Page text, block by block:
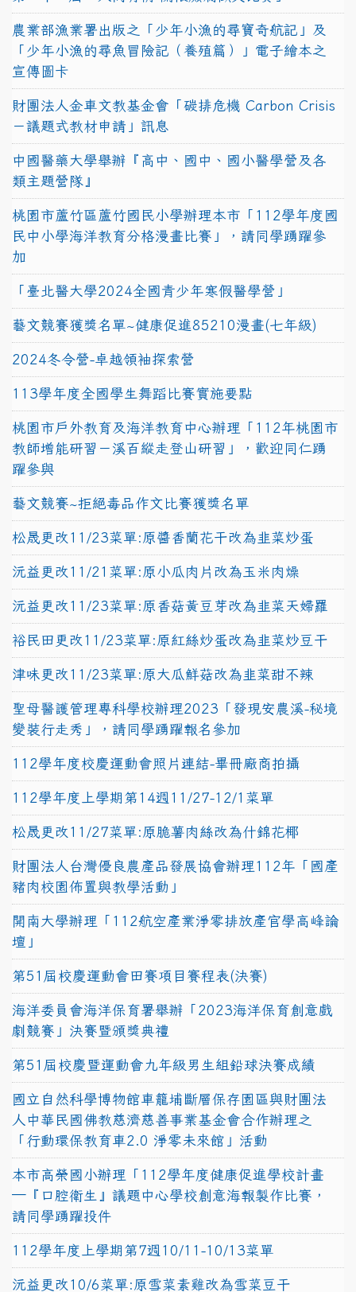
農業部漁業署出版之「少年小漁的尋寶奇航記」及
「少年小漁的尋魚冒險記（養殖篇）」電子繪本之
宣傳圖卡
財團法人金車文教基金會「碳排危機 Carbon Crisis
－議題式教材申請」訊息
中國醫藥大學舉辦『高中、國中、國小醫學營及各
類主題營隊』
桃園市蘆竹區蘆竹國民小學辦理本市「112學年度國
民中小學海洋教育分格漫畫比賽」，請同學踴躍參
加
「臺北醫大學2024全國青少年寒假醫學營」
藝文競賽獲獎名單~健康促進85210漫畫(七年級)
2024冬令營-卓越領袖探索營
113學年度全國學生舞蹈比賽實施要點
桃園市戶外教育及海洋教育中心辦理「112年桃園市
教師增能研習－溪百縱走登山研習」，歡迎同仁踴
躍參與
藝文競賽~拒絕毒品作文比賽獲獎名單
松晟更改11/23菜單:原醬香蘭花干改為韭菜炒蛋
沅益更改11/21菜單:原小瓜肉片改為玉米肉燥
沅益更改11/23菜單:原香菇黃豆芽改為韭菜天婦羅
裕民田更改11/23菜單:原紅絲炒蛋改為韭菜炒豆干
津味更改11/23菜單:原大瓜鮮菇改為韭菜甜不辣
聖母醫護管理專科學校辦理2023「發現安農溪-秘境
變裝行走秀」，請同學踴躍報名參加
112學年度校慶運動會照片連結-畢冊廠商拍攝
112學年度上學期第14週11/27-12/1菜單
松晟更改11/27菜單:原脆薯肉絲改為什錦花椰
財團法人台灣優良農產品發展協會辦理112年「國產
豬肉校園佈置與教學活動」
開南大學辦理「112航空產業淨零排放產官學高峰論
壇」
第51屆校慶運動會田賽項目賽程表(決賽)
海洋委員會海洋保育署舉辦「2023海洋保育創意戲
劇競賽」決賽暨頒獎典禮
第51屆校慶暨運動會九年級男生組鉛球決賽成績
國立自然科學博物館車籠埔斷層保存園區與財團法
人中華民國佛教慈濟慈善事業基金會合作辦理之
「行動環保教育車2.0 淨零未來館」活動
本市高榮國小辦理「112學年度健康促進學校計畫
─『口腔衛生』議題中心學校創意海報製作比賽，
請同學踴躍投件
112學年度上學期第7週10/11-10/13菜單
沅益更改10/6菜單:原雪菜素雞改為雪菜豆干